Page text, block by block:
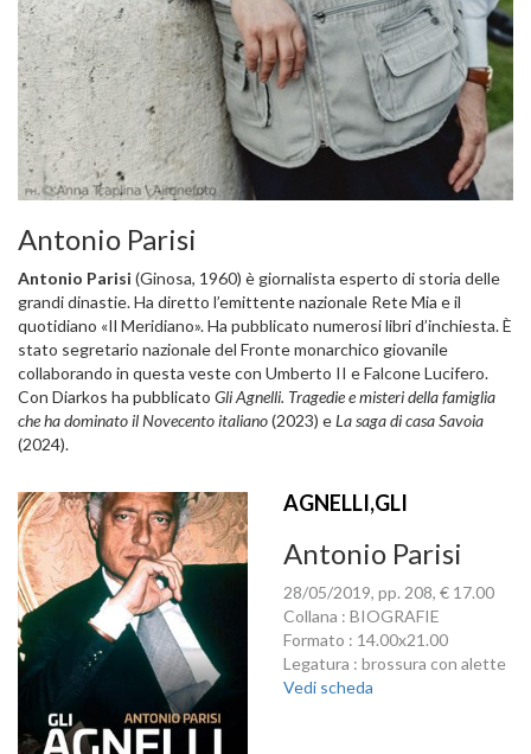
Antonio Parisi
Antonio Parisi (Ginosa, 1960) è giornalista esperto di storia delle
grandi dinastie. Ha diretto l’emittente nazionale Rete Mia e il
quotidiano «Il Meridiano». Ha pubblicato numerosi libri d’inchiesta. È
stato segretario nazionale del Fronte monarchico giovanile
collaborando in questa veste con Umberto II e Falcone Lucifero.
Con Diarkos ha pubblicato Gli Agnelli. Tragedie e misteri della famiglia
che ha dominato il Novecento italiano(2023) eLa saga di casa Savoia
(2024).
AGNELLI,GLI
Antonio Parisi
28/05/2019, pp. 208, € 17.00
Collana : BIOGRAFIE
Formato : 14.00x21.00
Legatura : brossura con alette
Vedi scheda